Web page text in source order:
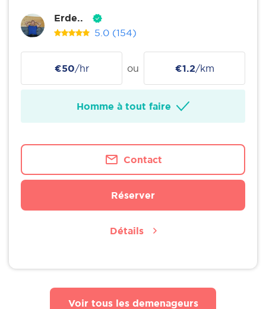
Erde..
5.0 (154)
€50/hr ou €1.2/km
Homme à tout faire
Contact
Réserver
Détails
Voir tous les demenageurs